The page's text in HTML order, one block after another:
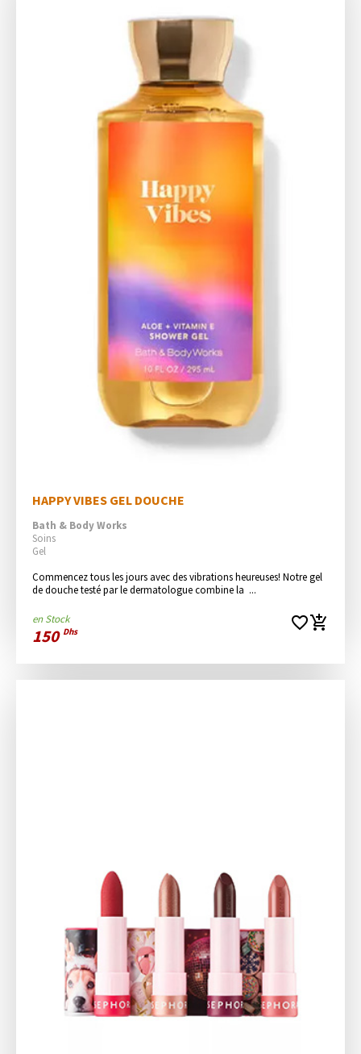
HAPPY VIBES GEL DOUCHE
Bath & Body Works
Soins
Gel
Commencez tous les jours avec des vibrations heureuses! Notre gel
de douche testé par le dermatologue combine la  ...
en Stock
150 Dhs favorite_borderadd_shopping_cart